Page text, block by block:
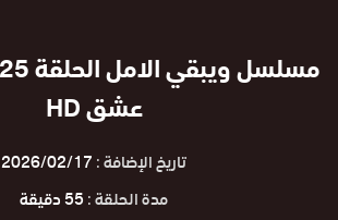
عشق HD
تاريخ الإضافة :2026/02/17
مدة الحلقة :55 دقيقة